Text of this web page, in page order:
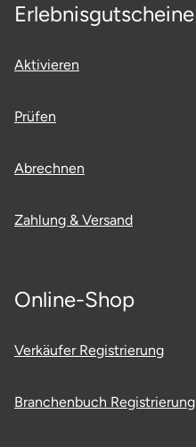
Erlebnisgutscheine
Aktivieren
Prüfen
Abrechnen
Zahlung & Versand
Online-Shop
Verkäufer Registrierung
Branchenbuch Registrierung
Ostholstein
Passau
Pforzheim